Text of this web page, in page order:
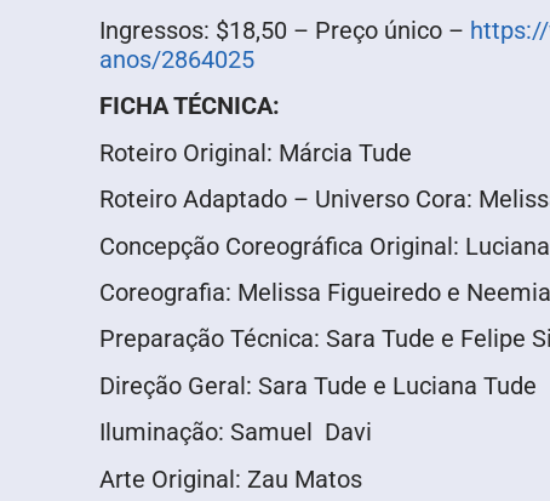
Ingressos: $18,50 – Preço único –
anos/2864025
FICHA TÉCNICA:
Roteiro Original: Márcia Tude
Roteiro Adaptado – Universo Cora:
Concepção Coreográfica Original:
Coreografia: Melissa Figueiredo e
Preparação Técnica: Sara Tude e Felipe
Direção Geral: Sara Tude e Luciana Tude
Iluminação: Samuel Davi
Arte Original: Zau Matos